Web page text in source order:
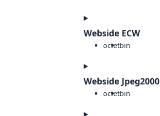
Webside ECW
octetbin
Webside Jpeg2000
octetbin